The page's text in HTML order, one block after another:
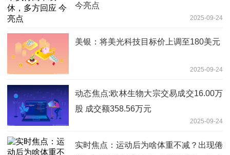
今亮点
2025-09-24
美银：将美光科技目标价上调至180美元
2025-09-24
动态焦点:欧林生物大宗交易成交16.00万
股 成交额358.56万元
2025-09-24
实时焦点：运动后为啥体重不减？出现倦